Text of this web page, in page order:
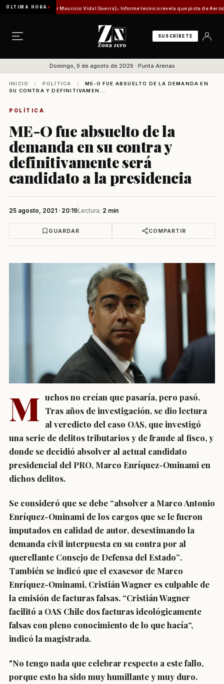
ÚLTIMA HORA
histórica [Por Mauricio Vidal Guerra] Informe técnico revela que pista de Aeródromo
SUSCRÍBETE
Domingo, 9 de agosto de 2026 · Punta Arenas
INICIO / POLÍTICA /
ME-O FUE ABSUELTO DE LA DEMANDA EN
SU CONTRA Y DEFINITIVAMEN...
POLÍTICA
ME-O fue absuelto de la
demanda en su contra y
definitivamente será
candidato a la presidencia
25 agosto, 2021 · 20:19Lectura: 2 min
GUARDAR COMPARTIR
M uchos no creían que pasaría, pero pasó.
Tras años de investigación, se dio lectura
al veredicto del caso OAS, que investigó
una serie de delitos tributarios y de fraude al fisco, y
donde se decidió absolver al actual candidato
presidencial del PRO, Marco Enríquez-Ominami en
dichos delitos.
Se consideró que se debe “absolver a Marco Antonio
Enríquez-Ominami de los cargos que se le fueron
imputados en calidad de autor, desestimando la
demanda civil interpuesta en su contra por al
querellante Consejo de Defensa del Estado”.
También se indicó que el exasesor de Marco
Enríquez-Ominami, Cristián Wagner es culpable de
la emisión de facturas falsas. “Cristián Wagner
facilitó a OAS Chile dos facturas ideológicamente
falsas con pleno conocimiento de lo que hacía“,
indicó la magistrada.
"No tengo nada que celebrar respecto a este fallo,
porque esto ha sido muy humillante y muy duro.